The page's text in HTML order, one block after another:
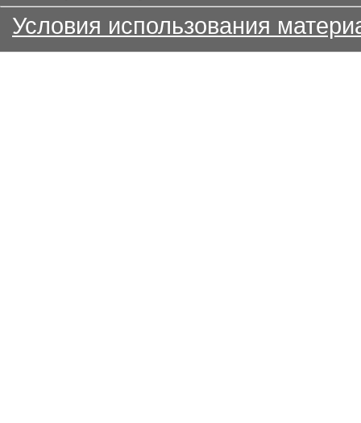
Условия использования